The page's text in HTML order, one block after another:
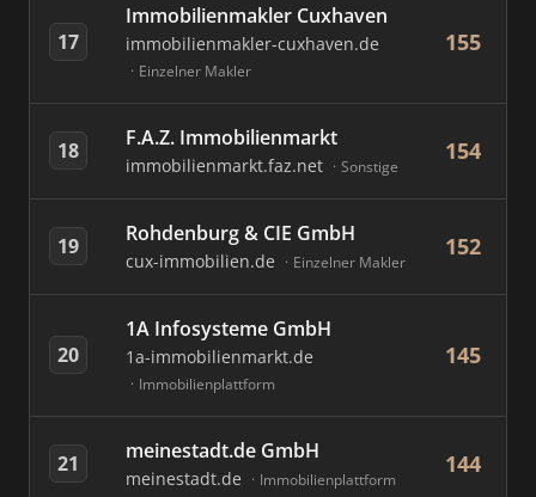
17
Immobilienmakler Cuxhaven
immobilienmakler-cuxhaven.de
Einzelner Makler
155
18 F.A.Z. Immobilienmarkt
immobilienmarkt.faz.net Sonstige
154
19 Rohdenburg & CIE GmbH
cux-immobilien.de Einzelner Makler
152
20
1A Infosysteme GmbH
1a-immobilienmarkt.de
Immobilienplattform
145
21 meinestadt.de GmbH
meinestadt.de Immobilienplattform
144